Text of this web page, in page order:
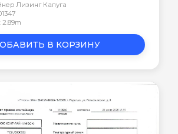
Лизинг Калуга
2.89m
В КОРЗИНУ